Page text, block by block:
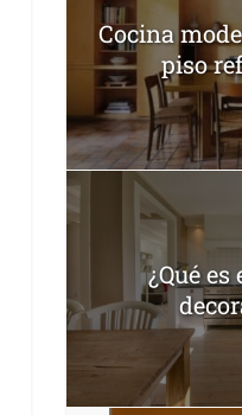
Cocina
piso
¿Qué es